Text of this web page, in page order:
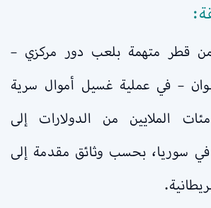
قطر متهمة بلعب دور مركزي –
– في عملية غسيل أموال سرية
الملايين من الدولارات إلى
سوريا، بحسب وثائق مقدمة إلى